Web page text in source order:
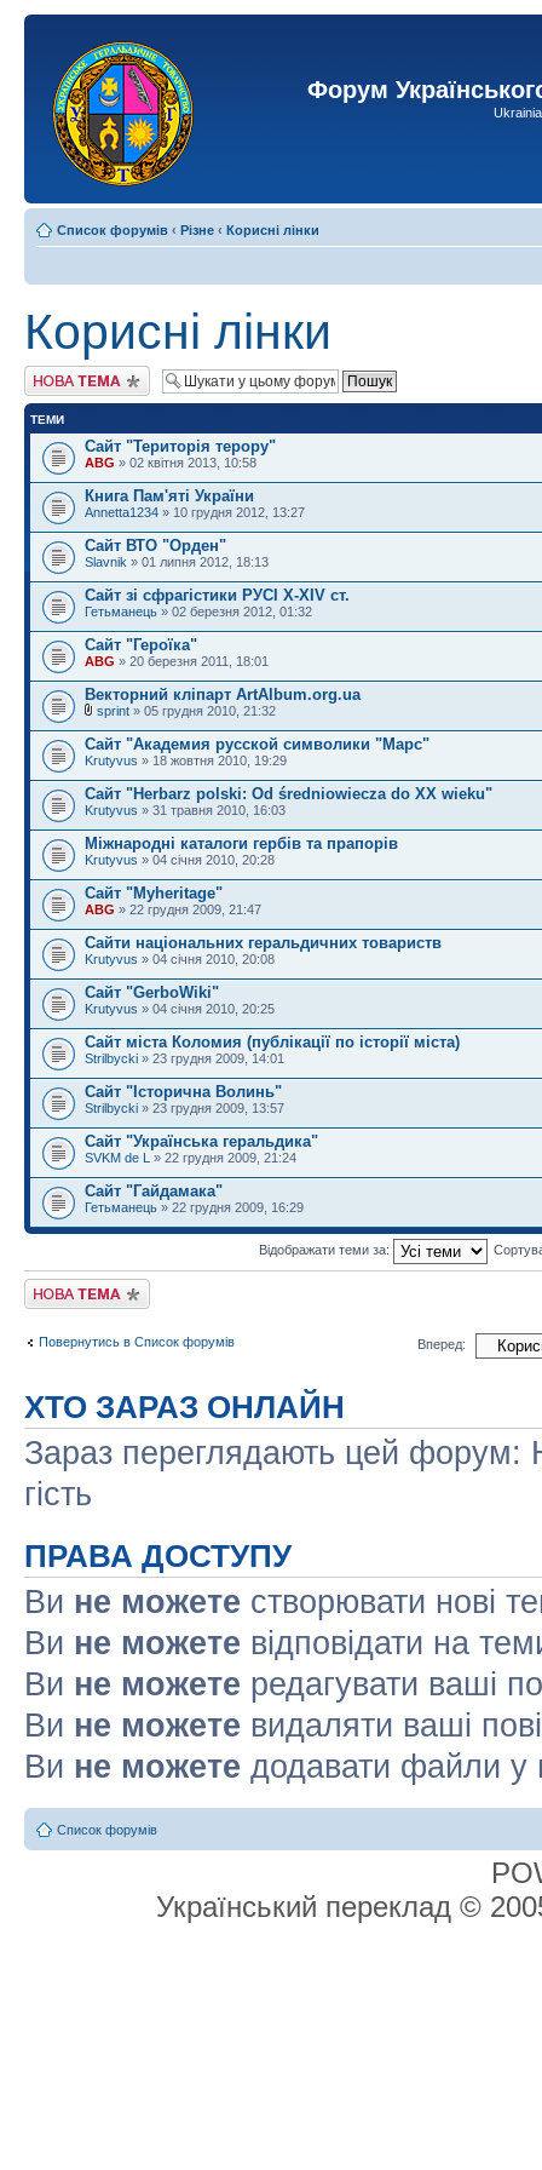
Форум
Список форумів ‹ Різне ‹ Корисні лінки
Корисні лінки
Створити нову тему
ТЕМИ
Сайт "Територія терору"
ABG » 02 квітня 2013, 10:58
Книга Пам'яті України
Annetta1234 » 10 грудня 2012, 13:27
Сайт ВТО "Орден"
Slavnik » 01 липня 2012, 18:13
Сайт зі сфрагістики РУСІ X-XIV ст.
Гетьманець » 02 березня 2012, 01:32
Сайт "Героїка"
ABG » 20 березня 2011, 18:01
Векторний кліпарт ArtAlbum.org.ua
sprint » 05 грудня 2010, 21:32
Сайт "Академия русской символики "Марс"
Krutyvus » 18 жовтня 2010, 19:29
Сайт "Herbarz polski: Od średniowiecza do XX wieku"
Krutyvus » 31 травня 2010, 16:03
Міжнародні каталоги гербів та прапорів
Krutyvus » 04 січня 2010, 20:28
Сайт "Myheritage"
ABG » 22 грудня 2009, 21:47
Сайти національних геральдичних товариств
Krutyvus » 04 січня 2010, 20:08
Сайт "GerboWiki"
Krutyvus » 04 січня 2010, 20:25
Сайт міста Коломия (публікації по історії міста)
Strilbycki » 23 грудня 2009, 14:01
Сайт "Історична Волинь"
Strilbycki » 23 грудня 2009, 13:57
Сайт "Українська геральдика"
SVKM de L » 22 грудня 2009, 21:24
Сайт "Гайдамака"
Гетьманець » 22 грудня 2009, 16:29
Відображати теми за:
Створити нову тему
Повернутись в Список форумів Вперед:
ХТО ЗАРАЗ ОНЛАЙН
Зараз переглядають цей форум:
гість
ПРАВА ДОСТУПУ
Ви не можете створювати нові
Ви не можете відповідати на
Ви не можете редагувати ваші
Ви не можете видаляти ваші
Ви не можете додавати файли у
Список форумів
Український переклад ©